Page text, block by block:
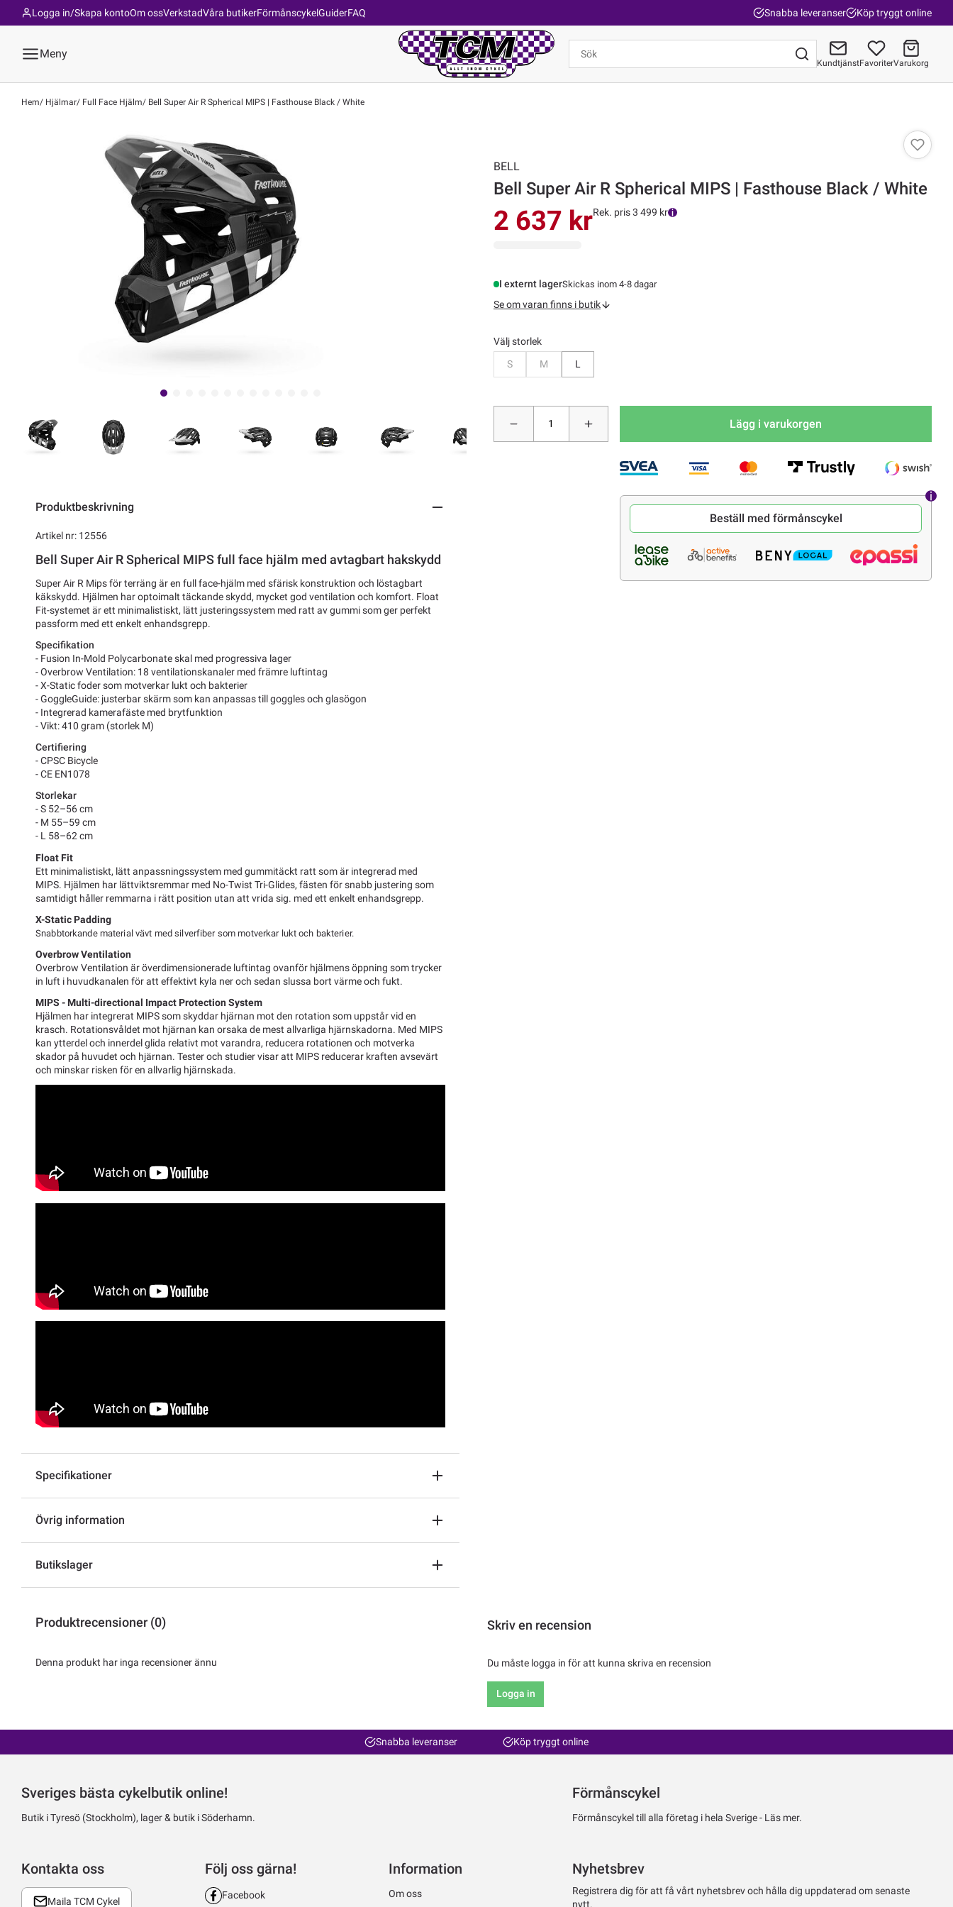
Om ossVerkstadVåra butikerFörmånscykelGuiderFAQ
Logga in/Skapa konto Snabba leveranser Köp tryggt online
Meny
KundtjänstFavoriterVarukorg
Hem Hjälmar Full Face Hjälm Bell Super Air R Spherical MIPS | Fasthouse Black / White
Produktbeskrivning
Artikel nr: 12556
Bell Super Air R Spherical MIPS full face hjälm med avtagbart hakskydd
Super Air R Mips för terräng är en full face-hjälm med sfärisk konstruktion och löstagbart
käkskydd. Hjälmen har optoimalt täckande skydd, mycket god ventilation och komfort. Float
Fit-systemet är ett minimalistiskt, lätt justeringssystem med ratt av gummi som ger perfekt
passform med ett enkelt enhandsgrepp.
Specifikation
- Fusion In-Mold Polycarbonate skal med progressiva lager
- Overbrow Ventilation: 18 ventilationskanaler med främre luftintag
- X-Static foder som motverkar lukt och bakterier
- GoggleGuide: justerbar skärm som kan anpassas till goggles och glasögon
- Integrerad kamerafäste med brytfunktion
- Vikt: 410 gram (storlek M)
Certifiering
- CPSC Bicycle
- CE EN1078
Storlekar
- S 52–56 cm
- M 55–59 cm
- L 58–62 cm
Float Fit
Ett minimalistiskt, lätt anpassningssystem med gummitäckt ratt som är integrerad med
MIPS. Hjälmen har lättviktsremmar med No-Twist Tri-Glides, fästen för snabb justering som
samtidigt håller remmarna i rätt position utan att vrida sig. med ett enkelt enhandsgrepp.
X-Static Padding
Snabbtorkande material vävt med silverfiber som motverkar lukt och bakterier.
Overbrow Ventilation
Overbrow Ventilation är överdimensionerade luftintag ovanför hjälmens öppning som trycker
in luft i huvudkanalen för att effektivt kyla ner och sedan slussa bort värme och fukt.
MIPS - Multi-directional Impact Protection System
Hjälmen har integrerat MIPS som skyddar hjärnan mot den rotation som uppstår vid en
krasch. Rotationsvåldet mot hjärnan kan orsaka de mest allvarliga hjärnskadorna. Med MIPS
kan ytterdel och innerdel glida relativt mot varandra, reducera rotationen och motverka
skador på huvudet och hjärnan. Tester och studier visar att MIPS reducerar kraften avsevärt
och minskar risken för en allvarlig hjärnskada.
Specifikationer
Övrig information
Butikslager
BELL
Bell Super Air R Spherical MIPS | Fasthouse Black / White
2 637 krRek. pris 3 499 kr
I externt lagerSkickas inom 4-8 dagar
Se om varan finns i butik
Välj storlek
S
M L
Lägg i varukorgen
Beställ med förmånscykel
Produktrecensioner (0)
Denna produkt har inga recensioner ännu
Skriv en recension
Du måste logga in för att kunna skriva en recension
Logga in
Snabba leveranser Köp tryggt online
Sveriges bästa cykelbutik online!
Butik i Tyresö (Stockholm), lager & butik i Söderhamn.
Förmånscykel
Förmånscykel till alla företag i hela Sverige - Läs mer.
Kontakta oss
Maila TCM Cykel
Följ oss gärna!
Facebook
Information
Om oss
Nyhetsbrev
Registrera dig för att få vårt nyhetsbrev och hålla dig uppdaterad om senaste
nytt.